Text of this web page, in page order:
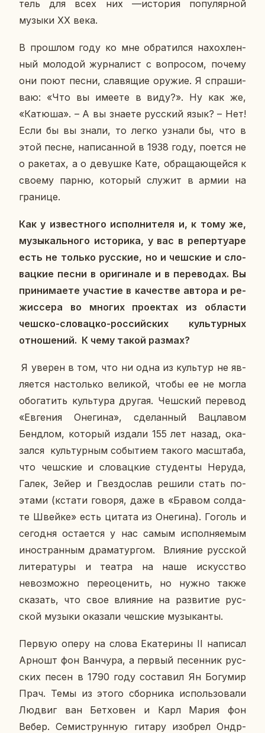
тель для всех них —ис­то­рия по­пу­ляр­ной
музыки XX века.
В про­шлом году ко мне об­ра­тил­ся на­хох­лен­
ный мо­ло­дой жур­на­лист с во­про­сом, почему
они поют песни, сла­вя­щие оружие. Я спра­ши­
ваю: «Что вы имеете в виду?». Ну как же,
«Катюша». – А вы знаете рус­ский язык? – Нет!
Если бы вы знали, то легко узнали бы, что в
этой песне, на­пи­сан­ной в 1938 году, поется не
о ра­ке­тах, а о де­вуш­ке Кате, об­ра­ща­ю­щей­ся к
своему парню, ко­то­рый служит в армии на
гра­ни­це.
Как у из­вест­но­го ис­пол­ни­те­ля и, к тому же,
му­зы­каль­но­го ис­то­ри­ка, у вас в ре­пер­ту­а­ре
есть не только рус­ские, но и чеш­ские и сло­
вац­кие песни в ори­ги­на­ле и в пе­ре­во­дах. Вы
при­ни­ма­е­те уча­стие в ка­че­стве автора и ре­
жис­се­ра во многих про­ек­тах из об­ла­сти
чешско-сло­вац­ко-рос­сий­ских куль­тур­ных
от­но­ше­ний. К чему такой размах?
Я уверен в том, что ни одна из куль­тур не яв­
ля­ет­ся на­столь­ко ве­ли­кой, чтобы ее не могла
обо­га­тить куль­ту­ра другая. Чеш­ский пе­ре­вод
«Ев­ге­ния Оне­ги­на», сде­лан­ный Вац­ла­вом
Бенд­лом, ко­то­рый издали 155 лет назад, ока­
зал­ся куль­тур­ным со­бы­ти­ем такого мас­шта­ба,
что чеш­ские и сло­вац­кие сту­ден­ты Неруда,
Галек, Зейер и Гвез­до­слав решили стать по­
эта­ми (кстати говоря, даже в «Бравом сол­да­
те Швейке» есть цитата из Оне­ги­на). Гоголь и
се­го­дня оста­ет­ся у нас самым ис­пол­ня­е­мым
ино­стран­ным дра­ма­тур­гом. Вли­я­ние рус­ской
ли­те­ра­ту­ры и театра на наше ис­кус­ство
невоз­мож­но пе­ре­оце­нить, но нужно также
ска­зать, что свое вли­я­ние на раз­ви­тие рус­
ской музыки ока­за­ли чеш­ские му­зы­кан­ты.
Первую оперу на слова Ека­те­ри­ны II на­пи­сал
Арношт фон Ван­чу­ра, а первый пе­сен­ник рус­
ских песен в 1790 году со­ста­вил Ян Бо­гу­мир
Прач. Темы из этого сбор­ни­ка ис­поль­зо­ва­ли
Людвиг ван Бет­хо­вен и Карл Мария фон
Вебер. Се­ми­струн­ную гитару изоб­рел Он­др­